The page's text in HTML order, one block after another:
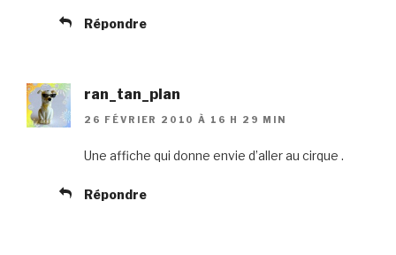
Répondre
ran_tan_plan
26 FÉVRIER 2010 À 16 H 29 MIN
Une affiche qui donne envie d’aller au cirque .
Répondre